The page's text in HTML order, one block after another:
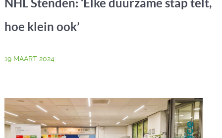
NHL Stenden: ‘Elke duurzame stap telt,
hoe klein ook’
19 MAART 2024